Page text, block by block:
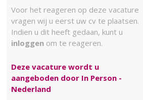
Voor het reageren op deze vacature
vragen wij u eerst uw cv te plaatsen.
Indien u dit heeft gedaan, kunt u
inloggen om te reageren.
Deze vacature wordt u
aangeboden door In Person -
Nederland